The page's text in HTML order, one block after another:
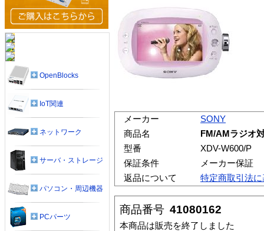
メーカー
SONY
商品名
FM/AMラジオ
型番
XDV-W600/P
保証条件
メーカー保証
返品について
特定商取引法
商品番号 41080162
本商品は販売を終了しました
OpenBlocks
IoT関連
ネットワーク
サーバ・ストレージ
パソコン・周辺機器
PCパーツ